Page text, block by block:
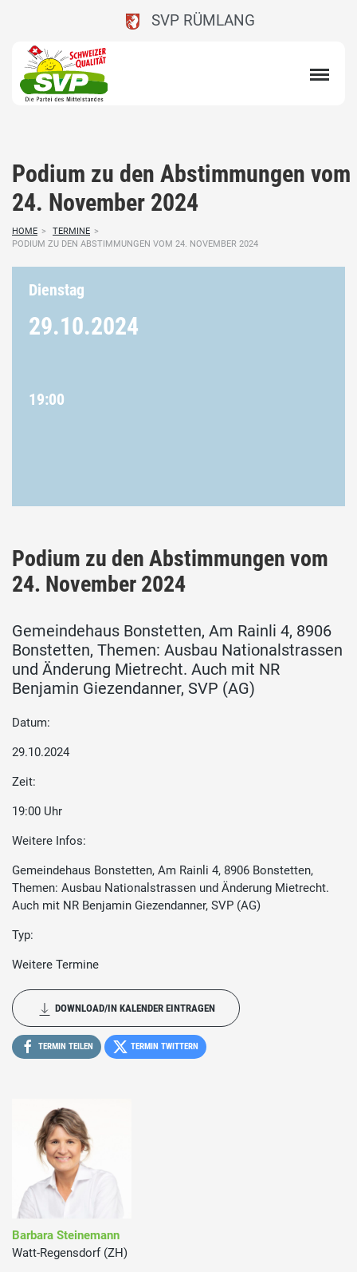
SVP RÜMLANG
Podium zu den Abstimmungen vom
24. November 2024
HOME > TERMINE >
PODIUM ZU DEN ABSTIMMUNGEN VOM 24. NOVEMBER 2024
Dienstag
29.10.2024
19:00
Podium zu den Abstimmungen vom
24. November 2024
Gemeindehaus Bonstetten, Am Rainli 4, 8906
Bonstetten, Themen: Ausbau Nationalstrassen
und Änderung Mietrecht. Auch mit NR
Benjamin Giezendanner, SVP (AG)
Datum:
29.10.2024
Zeit:
19:00 Uhr
Weitere Infos:
Gemeindehaus Bonstetten, Am Rainli 4, 8906 Bonstetten,
Themen: Ausbau Nationalstrassen und Änderung Mietrecht.
Auch mit NR Benjamin Giezendanner, SVP (AG)
Typ:
Weitere Termine
DOWNLOAD/IN KALENDER EINTRAGEN
TERMIN TEILEN TERMIN TWITTERN
Barbara Steinemann
Watt-Regensdorf (ZH)